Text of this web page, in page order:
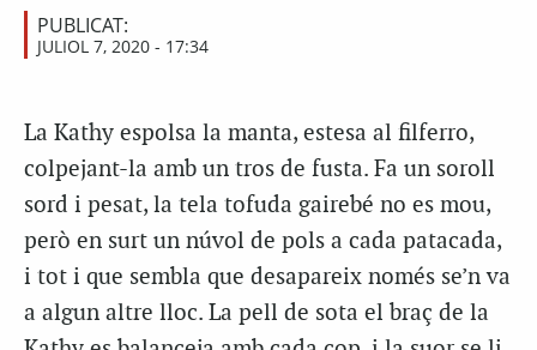
PUBLICAT:
JULIOL 7, 2020 - 17:34
La Kathy espolsa la manta, estesa al filferro,
colpejant-la amb un tros de fusta. Fa un soroll
sord i pesat, la tela tofuda gairebé no es mou,
però en surt un núvol de pols a cada patacada,
i tot i que sembla que desapareix només se’n va
a algun altre lloc. La pell de sota el braç de la